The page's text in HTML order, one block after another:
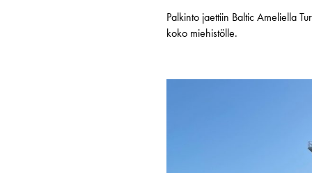
Palkinto jaettiin Baltic Ameliella
koko miehistölle.